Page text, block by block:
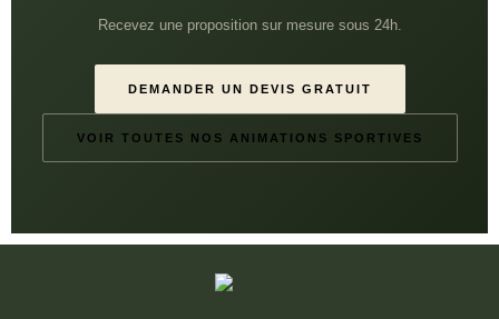
Recevez une proposition sur mesure sous 24h.
DEMANDER UN DEVIS GRATUIT
VOIR TOUTES NOS ANIMATIONS SPORTIVES